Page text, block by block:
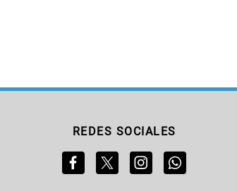
REDES SOCIALES